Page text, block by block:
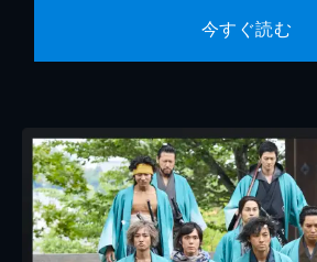
今すぐ読む